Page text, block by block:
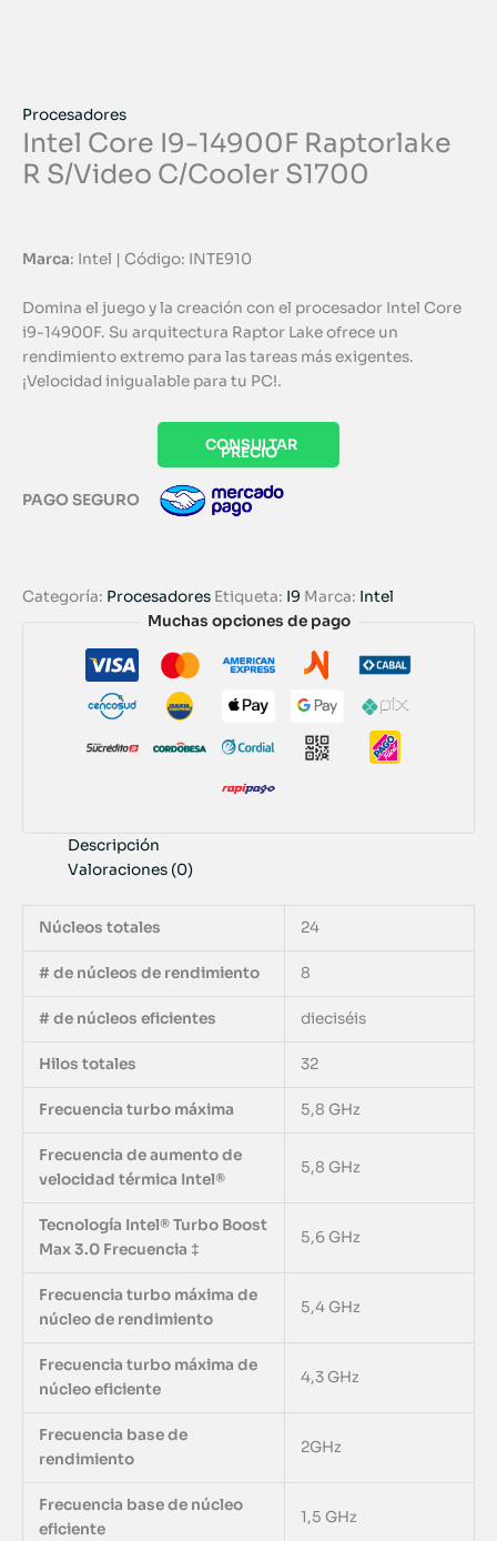
Procesadores
Intel Core I9-14900F Raptorlake
R S/Video C/Cooler S1700
Marca: Intel | Código: INTE910
Domina el juego y la creación con el procesador Intel Core
i9-14900F. Su arquitectura Raptor Lake ofrece un
rendimiento extremo para las tareas más exigentes.
¡Velocidad inigualable para tu PC!.
CONSULTAR
PRECIO
PAGO SEGURO
Categoría: Procesadores Etiqueta: I9 Marca: Intel
Muchas opciones de pago
Descripción
Valoraciones (0)
Núcleos totales 24
# de núcleos de rendimiento 8
# de núcleos eficientes dieciséis
Hilos totales 32
Frecuencia turbo máxima 5,8 GHz
Frecuencia de aumento de
velocidad térmica Intel®
5,8 GHz
Tecnología Intel® Turbo Boost
Max 3.0 Frecuencia ‡
5,6 GHz
Frecuencia turbo máxima de
núcleo de rendimiento
5,4 GHz
Frecuencia turbo máxima de
núcleo eficiente
4,3 GHz
Frecuencia base de
rendimiento
2GHz
Frecuencia base de núcleo
eficiente
1,5 GHz